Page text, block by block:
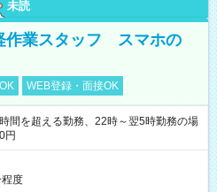
未読
作業スタッフ スマホの
WEB登録・面接OK
を超える勤務、22時～翌5時勤務の場
円
度